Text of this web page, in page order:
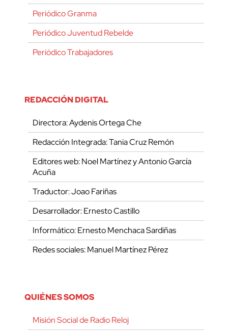
Periódico Granma
Periódico Juventud Rebelde
Periódico Trabajadores
REDACCIÓN DIGITAL
Directora: Aydenis Ortega Che
Redacción Integrada: Tania Cruz Remón
Editores web: Noel Martínez y Antonio García
Acuña
Traductor: Joao Fariñas
Desarrollador: Ernesto Castillo
Informático: Ernesto Menchaca Sardiñas
Redes sociales: Manuel Martínez Pérez
QUIÉNES SOMOS
Misión Social de Radio Reloj